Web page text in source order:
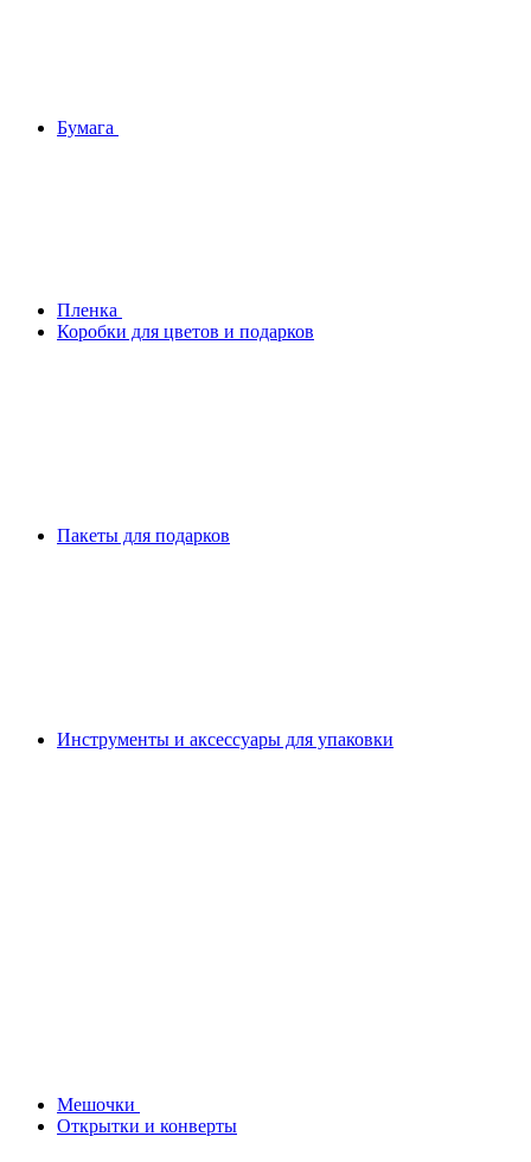
Бумага
Плeнка
Коробки для цветов и подарков
Пакеты для подарков
Инструменты и аксессуары для упаковки
Мешочки
Открытки и конверты